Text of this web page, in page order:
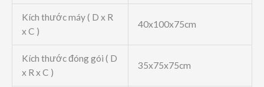
Kích thước máy ( D x R
x C )
40x100x75cm
Kích thước đóng gói ( D
x R x C )
35x75x75cm